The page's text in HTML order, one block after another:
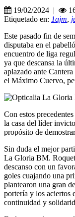
19/02/2024 |
Etiquetado en: 1ajm,
Este pasado fin de
disputaba en el
encuentro de liga
ya que descansa la
aplazado ante
el Máximo Cuervo,
Con estos
la casa del líder
propósito de
Sin duda el mejor
La Gloria BM.
descanso con un
goles cuajando una
plantearon una gran
portería y los aciertos
continuidad y